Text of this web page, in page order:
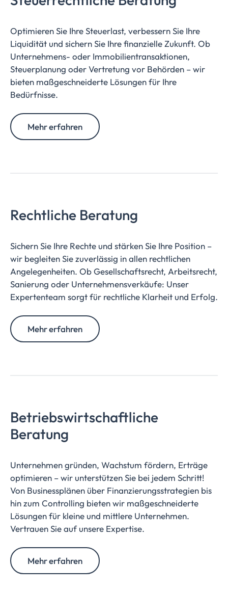
Optimieren Sie Ihre Steuerlast, verbessern Sie Ihre
Liquidität und sichern Sie Ihre finanzielle Zukunft. Ob
Unternehmens- oder Immobilientransaktionen,
Steuerplanung oder Vertretung vor Behörden – wir
bieten maßgeschneiderte Lösungen für Ihre
Bedürfnisse.
Mehr erfahren
Rechtliche Beratung
Sichern Sie Ihre Rechte und stärken Sie Ihre Position –
wir begleiten Sie zuverlässig in allen rechtlichen
Angelegenheiten. Ob Gesellschaftsrecht, Arbeitsrecht,
Sanierung oder Unternehmensverkäufe: Unser
Expertenteam sorgt für rechtliche Klarheit und Erfolg.
Mehr erfahren
Betriebswirtschaftliche
Beratung
Unternehmen gründen, Wachstum fördern, Erträge
optimieren – wir unterstützen Sie bei jedem Schritt!
Von Businessplänen über Finanzierungsstrategien bis
hin zum Controlling bieten wir maßgeschneiderte
Lösungen für kleine und mittlere Unternehmen.
Vertrauen Sie auf unsere Expertise.
Mehr erfahren